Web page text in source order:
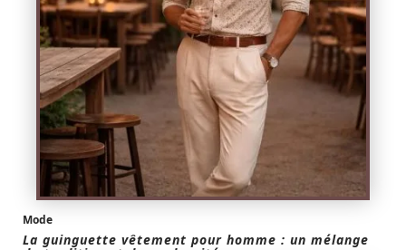
Mode
La guinguette vêtement pour homme : un mélange